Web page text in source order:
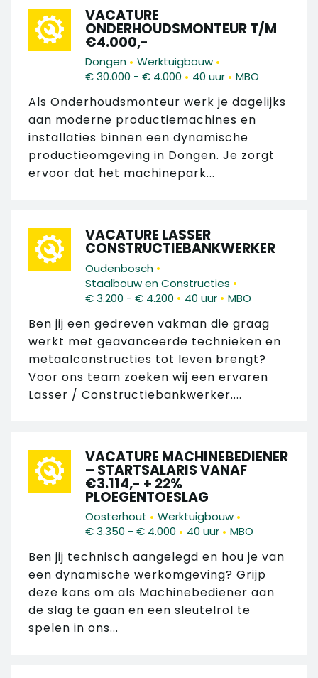
VACATURE
ONDERHOUDSMONTEUR T/M
€4.000,-
Dongen • Werktuigbouw •
€ 30.000 - € 4.000 • 40 uur • MBO
Als Onderhoudsmonteur werk je dagelijks
aan moderne productiemachines en
installaties binnen een dynamische
productieomgeving in Dongen. Je zorgt
ervoor dat het machinepark...
VACATURE LASSER
CONSTRUCTIEBANKWERKER
Oudenbosch •
Staalbouw en Constructies •
€ 3.200 - € 4.200 • 40 uur • MBO
Ben jij een gedreven vakman die graag
werkt met geavanceerde technieken en
metaalconstructies tot leven brengt?
Voor ons team zoeken wij een ervaren
Lasser / Constructiebankwerker....
VACATURE MACHINEBEDIENER
– STARTSALARIS VANAF
€3.114,- + 22%
PLOEGENTOESLAG
Oosterhout • Werktuigbouw •
€ 3.350 - € 4.000 • 40 uur • MBO
Ben jij technisch aangelegd en hou je van
een dynamische werkomgeving? Grijp
deze kans om als Machinebediener aan
de slag te gaan en een sleutelrol te
spelen in ons...